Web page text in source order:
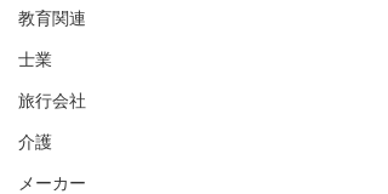
教育関連
士業
旅行会社
介護
メーカー